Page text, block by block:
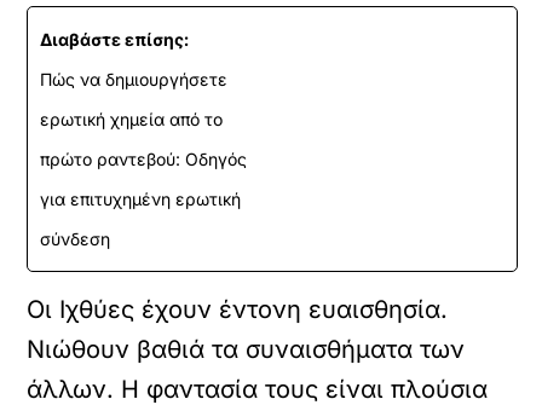
Διαβάστε επίσης:
Πώς να δημιουργήσετε
ερωτική χημεία από το
πρώτο ραντεβού: Οδηγός
για επιτυχημένη ερωτική
σύνδεση
Οι Ιχθύες έχουν έντονη ευαισθησία.
Νιώθουν βαθιά τα συναισθήματα των
άλλων. Η φαντασία τους είναι πλούσια